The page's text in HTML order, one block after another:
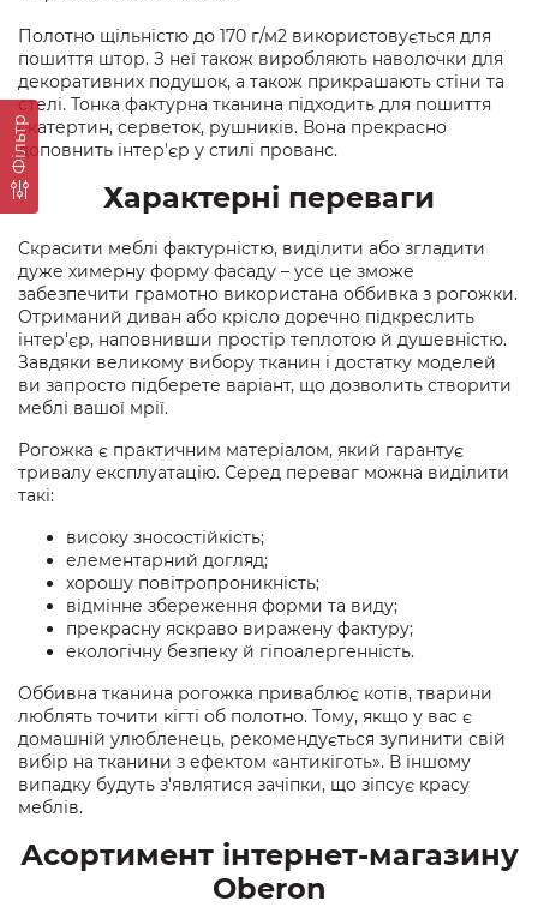
Фільтр
Полотно щільністю до 170 г/м2 використовується для
пошиття штор. З неї також виробляють наволочки для
декоративних подушок, а також прикрашають стіни та
стелі. Тонка фактурна тканина підходить для пошиття
скатертин, серветок, рушників. Вона прекрасно
доповнить інтер'єр у стилі прованс.
Характерні переваги
Скрасити меблі фактурністю, виділити або згладити
дуже химерну форму фасаду – усе це зможе
забезпечити грамотно використана оббивка з рогожки.
Отриманий диван або крісло доречно підкреслить
інтер'єр, наповнивши простір теплотою й душевністю.
Завдяки великому вибору тканин і достатку моделей
ви запросто підберете варіант, що дозволить створити
меблі вашої мрії.
Рогожка є практичним матеріалом, який гарантує
тривалу експлуатацію. Серед переваг можна виділити
такі:
високу зносостійкість;
елементарний догляд;
хорошу повітропроникність;
відмінне збереження форми та виду;
прекрасну яскраво виражену фактуру;
екологічну безпеку й гіпоалергенність.
Оббивна тканина рогожка приваблює котів, тварини
люблять точити кігті об полотно. Тому, якщо у вас є
домашній улюбленець, рекомендується зупинити свій
вибір на тканини з ефектом «антикіготь». В іншому
випадку будуть з'являтися зачіпки, що зіпсує красу
меблів.
Асортимент інтернет-магазину
Oberon